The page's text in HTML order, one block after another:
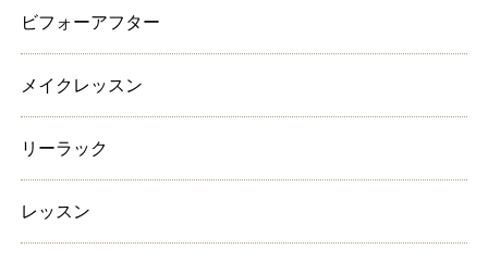
ビフォーアフター
メイクレッスン
リーラック
レッスン